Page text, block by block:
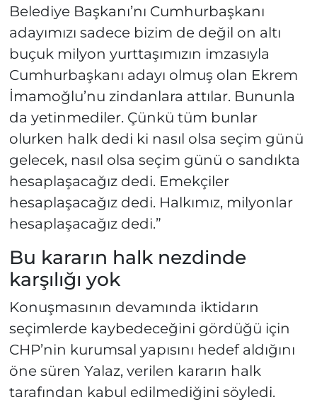
Belediye Başkanı’nı Cumhurbaşkanı
adayımızı sadece bizim de değil on altı
buçuk milyon yurttaşımızın imzasıyla
Cumhurbaşkanı adayı olmuş olan Ekrem
İmamoğlu’nu zindanlara attılar. Bununla
da yetinmediler. Çünkü tüm bunlar
olurken halk dedi ki nasıl olsa seçim günü
gelecek, nasıl olsa seçim günü o sandıkta
hesaplaşacağız dedi. Emekçiler
hesaplaşacağız dedi. Halkımız, milyonlar
hesaplaşacağız dedi.”
Bu kararın halk nezdinde
karşılığı yok
Konuşmasının devamında iktidarın
seçimlerde kaybedeceğini gördüğü için
CHP’nin kurumsal yapısını hedef aldığını
öne süren Yalaz, verilen kararın halk
tarafından kabul edilmediğini söyledi.